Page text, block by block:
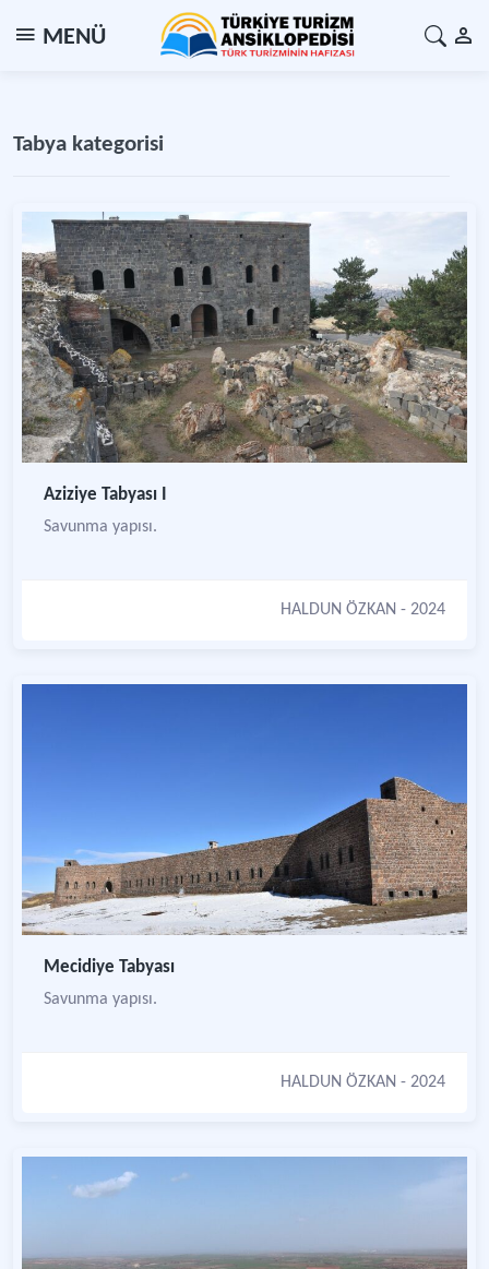
MENÜ
Tabya kategorisi
Aziziye Tabyası I
Savunma yapısı.
HALDUN ÖZKAN - 2024
Mecidiye Tabyası
Savunma yapısı.
HALDUN ÖZKAN - 2024